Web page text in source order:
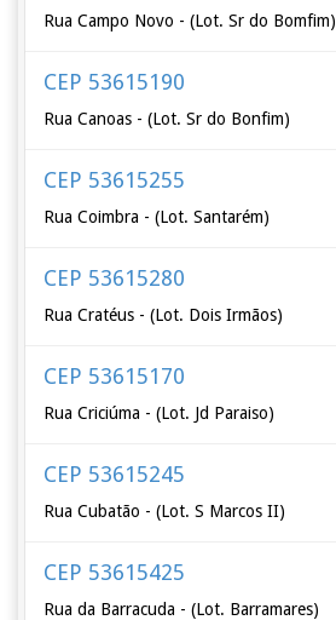
Rua Campo Novo - (Lot. Sr do Bomfim)
CEP 53615190
Rua Canoas - (Lot. Sr do Bonfim)
CEP 53615255
Rua Coimbra - (Lot. Santarém)
CEP 53615280
Rua Cratéus - (Lot. Dois Irmãos)
CEP 53615170
Rua Criciúma - (Lot. Jd Paraiso)
CEP 53615245
Rua Cubatão - (Lot. S Marcos II)
CEP 53615425
Rua da Barracuda - (Lot. Barramares)